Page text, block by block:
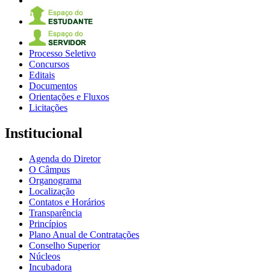
Processo Seletivo
Concursos
Editais
Documentos
Orientações e Fluxos
Licitações
Institucional
Agenda do Diretor
O Câmpus
Organograma
Localização
Contatos e Horários
Transparência
Princípios
Plano Anual de Contratações
Conselho Superior
Núcleos
Incubadora